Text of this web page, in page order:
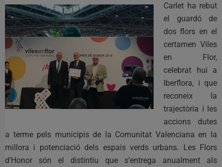
Carlet ha rebut
el guardó de
dos flors en el
certamen Viles
en Flor,
celebrat hui a
Iberflora, i que
reconeix la
trajectòria i les
accions dutes
a terme pels municipis de la Comunitat Valenciana en la
millora i potenciació dels espais verds urbans. Les Flors
d’Honor són el distintiu que s’entrega anualment als